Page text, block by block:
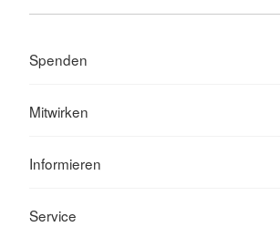
Spenden
Mitwirken
Informieren
Service